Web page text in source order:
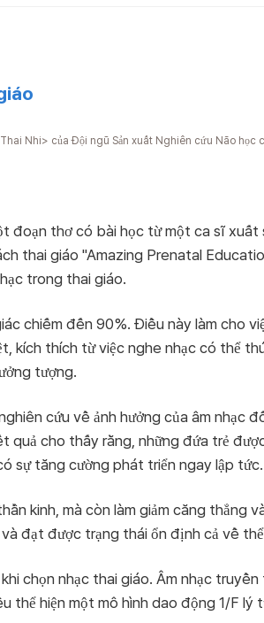
Nhi> của Đội ngũ Sản xuất Nghiên cứu Não học
đoạn thơ có bài học từ một ca sĩ
thai giáo "Amazing Prenatal
trong thai giáo.
chiếm đến 90%. Điều này làm cho
kích thích từ việc nghe nhạc có thể
tượng.
cứu về ảnh hưởng của âm nhạc
quả cho thấy rằng, những đứa trẻ
sự tăng cường phát triển ngay lập tức.
kinh, mà còn làm giảm căng thẳng
đạt được trạng thái ổn định cả về
chọn nhạc thai giáo. Âm nhạc
thể hiện một mô hình dao động 1/F